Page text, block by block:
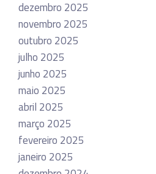
dezembro 2025
novembro 2025
outubro 2025
julho 2025
junho 2025
maio 2025
abril 2025
março 2025
fevereiro 2025
janeiro 2025